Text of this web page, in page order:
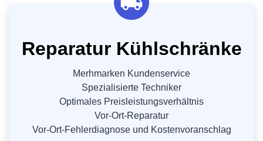
Reparatur Kühlschränke
Merhmarken Kundenservice
Spezialisierte Techniker
Optimales Preisleistungsverhältnis
Vor-Ort-Reparatur
Vor-Ort-Fehlerdiagnose und Kostenvoranschlag